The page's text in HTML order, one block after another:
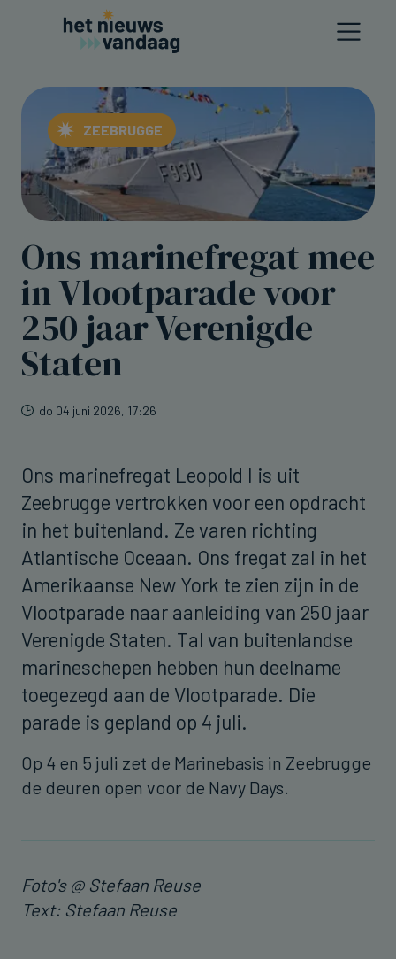
ZEEBRUGGE
Ons marinefregat mee
in Vlootparade voor
250 jaar Verenigde
Staten
do 04 juni 2026, 17:26
Ons marinefregat Leopold I is uit
Zeebrugge vertrokken voor een opdracht
in het buitenland. Ze varen richting
Atlantische Oceaan. Ons fregat zal in het
Amerikaanse New York te zien zijn in de
Vlootparade naar aanleiding van 250 jaar
Verenigde Staten. Tal van buitenlandse
marineschepen hebben hun deelname
toegezegd aan de Vlootparade. Die
parade is gepland op 4 juli.
Op 4 en 5 juli zet de Marinebasis in Zeebrugge
de deuren open voor de Navy Days.
Foto's @ Stefaan Reuse
Text: Stefaan Reuse